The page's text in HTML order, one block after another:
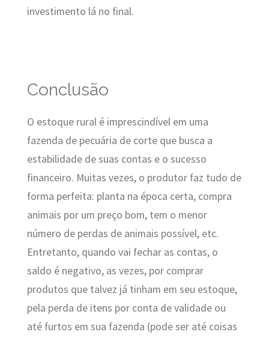
investimento lá no final.
Conclusão
O estoque rural é imprescindível em uma
fazenda de pecuária de corte que busca a
estabilidade de suas contas e o sucesso
financeiro. Muitas vezes, o produtor faz tudo de
forma perfeita: planta na época certa, compra
animais por um preço bom, tem o menor
número de perdas de animais possível, etc.
Entretanto, quando vai fechar as contas, o
saldo é negativo, as vezes, por comprar
produtos que talvez já tinham em seu estoque,
pela perda de itens por conta de validade ou
até furtos em sua fazenda (pode ser até coisas